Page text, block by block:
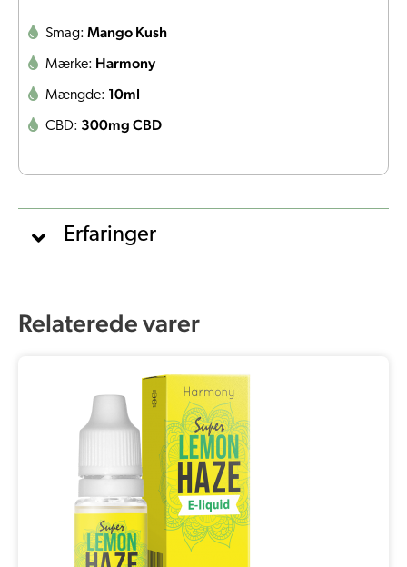
Smag: Mango Kush
Mærke: Harmony
Mængde: 10ml
CBD: 300mg CBD
Erfaringer
Relaterede varer